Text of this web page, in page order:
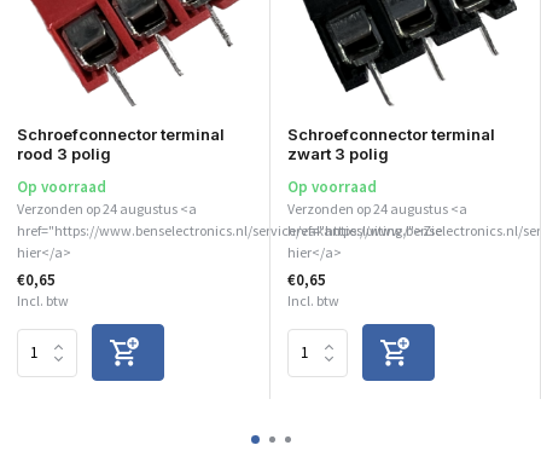
Schroefconnector terminal
rood 3 polig
Op voorraad
Verzonden op 24 augustus <a
href="https://www.benselectronics.nl/service/vakantiesluiting/">Zie
hier</a>
€0,65
Incl. btw
Schroefconnector terminal
zwart 3 polig
Op voorraad
Verzonden op 24 augustus <a
href="https://www.benselectronics.nl/
hier</a>
€0,65
Incl. btw